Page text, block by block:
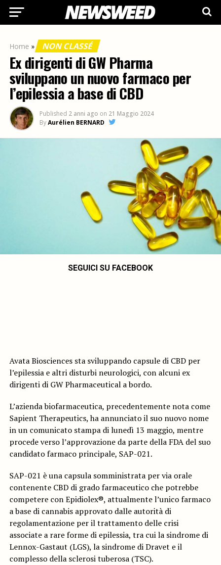
Home » NON CLASSÉ
Ex dirigenti di GW Pharma
sviluppano un nuovo farmaco per
l’epilessia a base di CBD
Published 2 anni ago on 21 Maggio 2024
ByAurélien BERNARD
SEGUICI SU FACEBOOK
Avata Biosciences sta sviluppando capsule di CBD per
l’epilessia e altri disturbi neurologici, con alcuni ex
dirigenti di GW Pharmaceutical a bordo.
L’azienda biofarmaceutica, precedentemente nota come
Sapient Therapeutics, ha annunciato il suo nuovo nome
in un comunicato stampa di lunedì 13 maggio, mentre
procede verso l’approvazione da parte della FDA del suo
candidato farmaco principale, SAP-021.
SAP-021 è una capsula somministrata per via orale
contenente CBD di grado farmaceutico che potrebbe
competere con Epidiolex®, attualmente l’unico farmaco
a base di cannabis approvato dalle autorità di
regolamentazione per il trattamento delle crisi
associate a rare forme di epilessia, tra cui la sindrome di
Lennox-Gastaut (LGS), la sindrome di Dravet e il
complesso della sclerosi tuberosa (TSC).